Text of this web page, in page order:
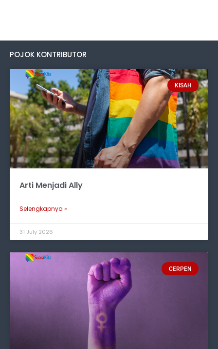
POJOK KONTRIBUTOR
KISAH
Arti Menjadi Ally
Selengkapnya »
31 July 2026
CERPEN